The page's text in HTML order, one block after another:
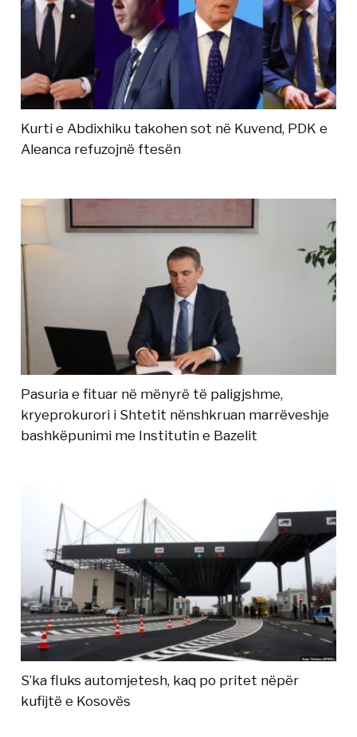
Kurti e Abdixhiku takohen sot në Kuvend, PDK e
Aleanca refuzojnë ftesën
Pasuria e fituar në mënyrë të paligjshme,
kryeprokurori i Shtetit nënshkruan marrëveshje
bashkëpunimi me Institutin e Bazelit
S’ka fluks automjetesh, kaq po pritet nëpër
kufijtë e Kosovës